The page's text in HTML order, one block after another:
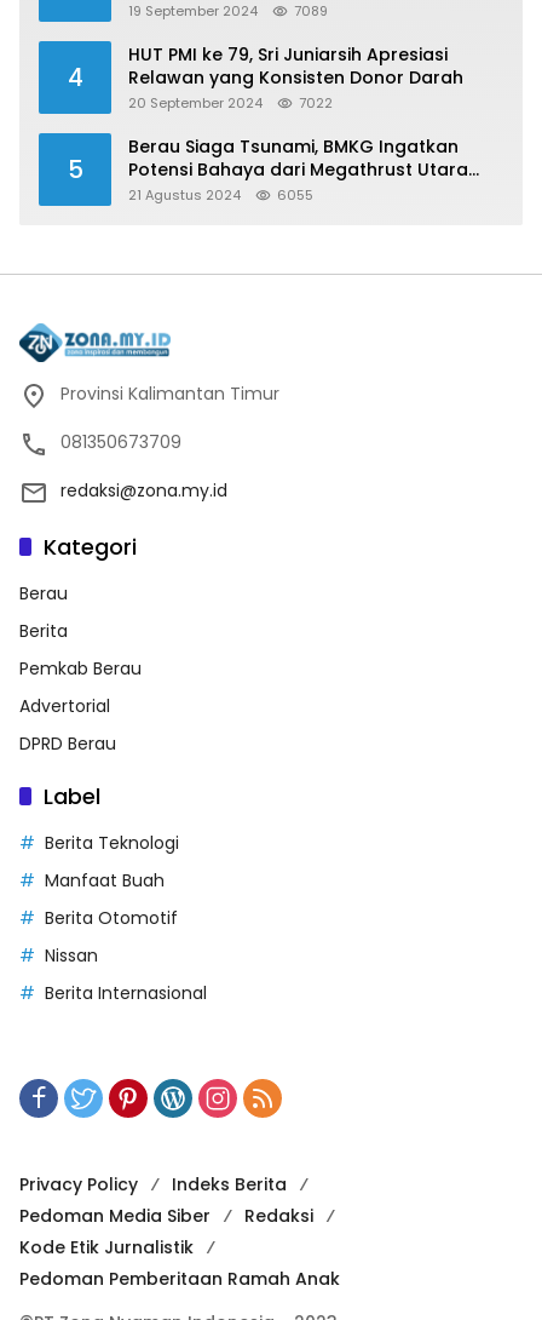
19 September 2024 7089
4
HUT PMI ke 79, Sri Juniarsih Apresiasi
Relawan yang Konsisten Donor Darah
20 September 2024 7022
5
Berau Siaga Tsunami, BMKG Ingatkan
Potensi Bahaya dari Megathrust Utara
Sulawesi
21 Agustus 2024 6055
Provinsi Kalimantan Timur
081350673709
redaksi@zona.my.id
Kategori
Berau
Berita
Pemkab Berau
Advertorial
DPRD Berau
Label
Berita Teknologi
Manfaat Buah
Berita Otomotif
Nissan
Berita Internasional
Privacy Policy
Indeks Berita
Pedoman Media Siber
Redaksi
Kode Etik Jurnalistik
Pedoman Pemberitaan Ramah Anak